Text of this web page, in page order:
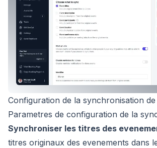
Configuration de la synchronisation
Parametres de configuration de la
Synchroniser les titres des
titres originaux des evenements dans